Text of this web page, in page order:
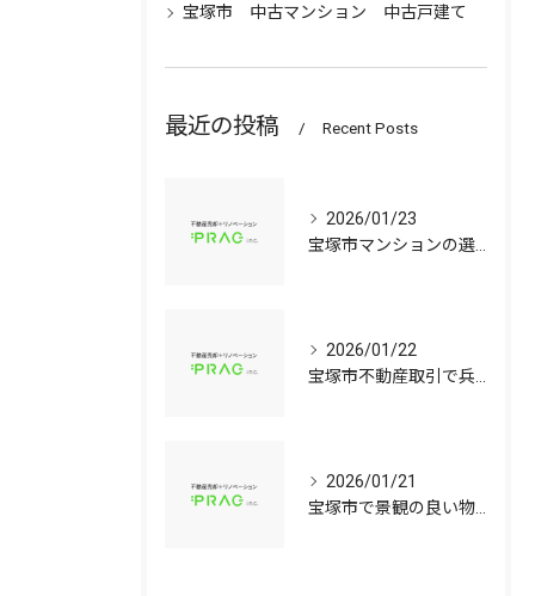
宝塚市 中古マンション 中古戸建て
最近の投稿 Recent Posts
2026/01/23
2026/01/22
2026/01/21